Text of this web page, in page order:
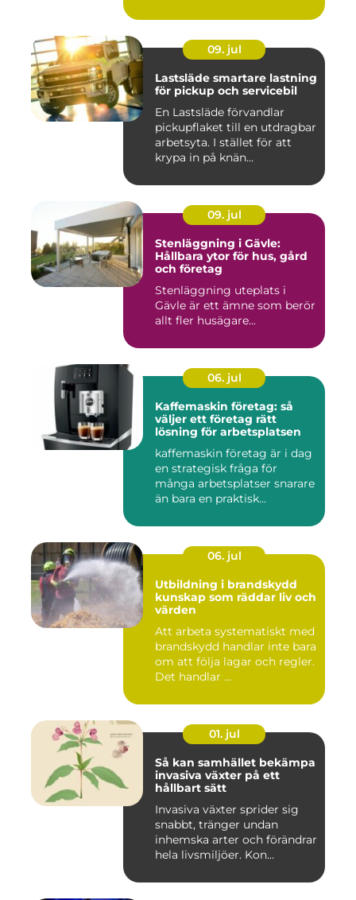
09. jul
Lastsläde smartare lastning
för pickup och servicebil
En Lastsläde förvandlar
pickupflaket till en utdragbar
arbetsyta. I stället för att
krypa in på knän...
09. jul
Stenläggning i Gävle:
Hållbara ytor för hus, gård
och företag
Stenläggning uteplats i
Gävle är ett ämne som berör
allt fler husägare...
06. jul
Kaffemaskin företag: så
väljer ett företag rätt
lösning för arbetsplatsen
kaffemaskin företag är i dag
en strategisk fråga för
många arbetsplatser snarare
än bara en praktisk...
06. jul
Utbildning i brandskydd
kunskap som räddar liv och
värden
Att arbeta systematiskt med
brandskydd handlar inte bara
om att följa lagar och regler.
Det handlar ...
01. jul
Så kan samhället bekämpa
invasiva växter på ett
hållbart sätt
Invasiva växter sprider sig
snabbt, tränger undan
inhemska arter och förändrar
hela livsmiljöer. Kon...